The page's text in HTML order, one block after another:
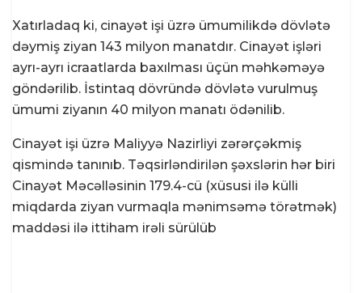
Xatırladaq ki, cinayət işi üzrə ümumilikdə dövlətə
dəymiş ziyan 143 milyon manatdır. Cinayət işləri
ayrı-ayrı icraatlarda baxılması üçün məhkəməyə
göndərilib. İstintaq dövründə dövlətə vurulmuş
ümumi ziyanın 40 milyon manatı ödənilib.
Cinayət işi üzrə Maliyyə Nazirliyi zərərçəkmiş
qismində tanınıb. Təqsirləndirilən şəxslərin hər biri
Cinayət Məcəlləsinin 179.4-cü (xüsusi ilə külli
miqdarda ziyan vurmaqla mənimsəmə törətmək)
maddəsi ilə ittiham irəli sürülüb